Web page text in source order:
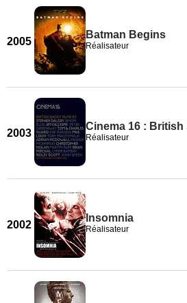
2005
Batman Begins
Réalisateur
2003
Cinema 16 :
Réalisateur
2002
Insomnia
Réalisateur